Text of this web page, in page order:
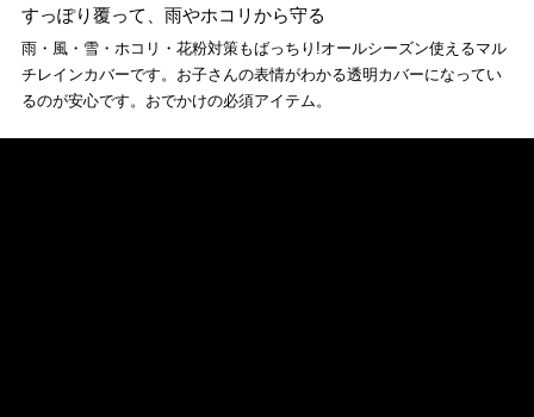
すっぽり覆って、雨やホコリから守る
雨・風・雪・ホコリ・花粉対策もばっちり!オールシーズン使えるマル
チレインカバーです。お子さんの表情がわかる透明カバーになってい
るのが安心です。おでかけの必須アイテム。